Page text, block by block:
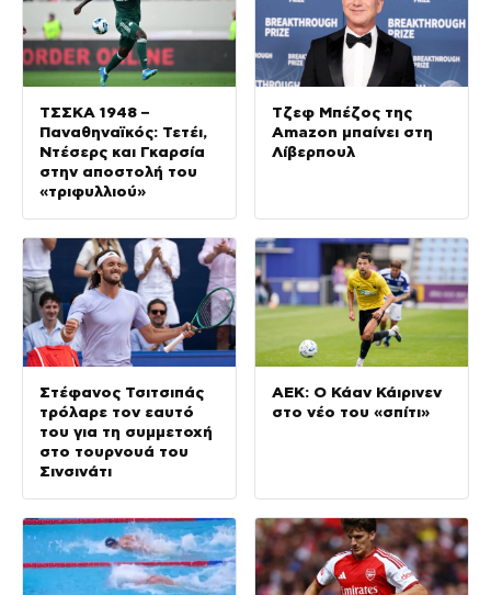
ΤΣΣΚΑ 1948 –
Παναθηναϊκός: Τετέι,
Ντέσερς και Γκαρσία
στην αποστολή του
«τριφυλλιού»
Τζεφ Μπέζος της
Amazon μπαίνει στη
Λίβερπουλ
Στέφανος Τσιτσιπάς
τρόλαρε τον εαυτό
του για τη συμμετοχή
στο τουρνουά του
Σινσινάτι
ΑΕΚ: Ο Κάαν Κάιρινεν
στο νέο του «σπίτι»